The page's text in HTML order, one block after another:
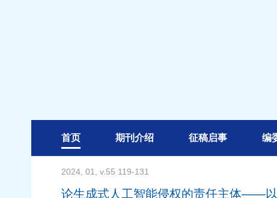
首页 期刊介绍 征稿启事 编
2024, 01, v.55 119-131
论生成式人工智能侵权的责任主体——